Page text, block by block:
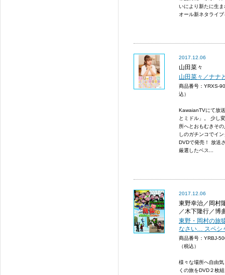
いにより新たに生
オール新ネタライ
2017.12.06
山田菜々
山田菜々／ナナ
商品番号：YRXS-
込）
KawaianTVにて放
とミドル」。 少し
所へとおもむきそ
しのガチンコでイ
DVDで発売！ 放送
厳選したベス...
2017.12.06
東野幸治／岡村
／木下隆行／博
東野・岡村の旅
なさい… スペシ
商品番号：YRBJ-
（税込）
様々な場所へ自由
くの旅をDVD２枚